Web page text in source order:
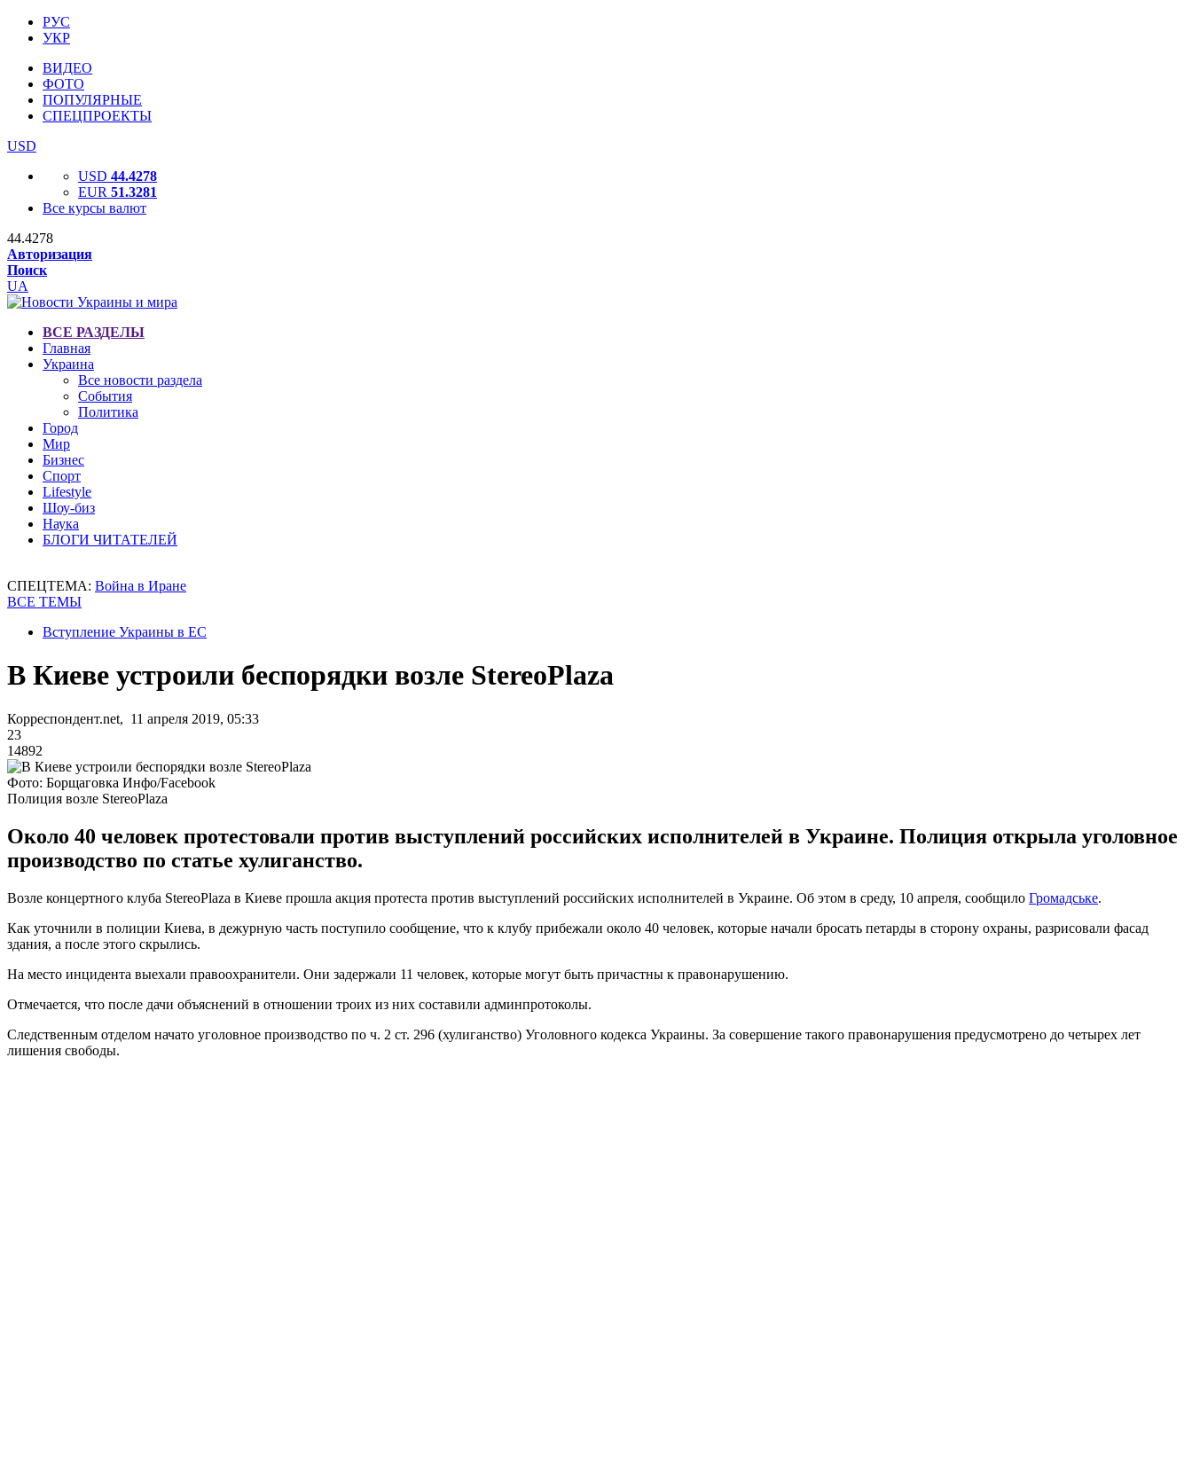
РУС
УКР
ВИДЕО
ФОТО
ПОПУЛЯРНЫЕ
СПЕЦПРОЕКТЫ
USD
USD 44.4278
EUR 51.3281
Все курсы валют
44.4278
Авторизация
Поиск
UA
ВСЕ РАЗДЕЛЫ
Главная
Украина
Все новости раздела
События
Политика
Город
Мир
Бизнес
Спорт
Lifestyle
Шоу-биз
Наука
БЛОГИ ЧИТАТЕЛЕЙ
СПЕЦТЕМА: Война в Иране
ВСЕ ТЕМЫ
Вступление Украины в ЕС
В Киеве устроили беспорядки возле StereoPlaza
Корреспондент.net, 11 апреля 2019, 05:33
23
14892
Фото: Борщаговка Инфо/Facebook
Полиция возле StereoPlaza
Около 40 человек протестовали против выступлений российских исполнителей в Украине. Полиция открыла уголовное
производство по статье хулиганство.
Возле концертного клуба StereoPlaza в Киеве прошла акция протеста против выступлений российских исполнителей в Украине. Об этом в среду, 10 апреля, сообщило Громадське.
Как уточнили в полиции Киева, в дежурную часть поступило сообщение, что к клубу прибежали около 40 человек, которые начали бросать петарды в сторону охраны, разрисовали фасад
здания, а после этого скрылись.
На место инцидента выехали правоохранители. Они задержали 11 человек, которые могут быть причастны к правонарушению.
Отмечается, что после дачи объяснений в отношении троих из них составили админпротоколы.
Следственным отделом начато уголовное производство по ч. 2 ст. 296 (хулиганство) Уголовного кодекса Украины. За совершение такого правонарушения предусмотрено до четырех лет
лишения свободы.